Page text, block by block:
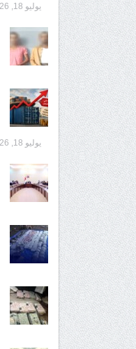
يوليو 18, 2026
يوليو 18, 2026